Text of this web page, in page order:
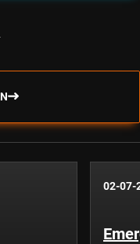
02-07-